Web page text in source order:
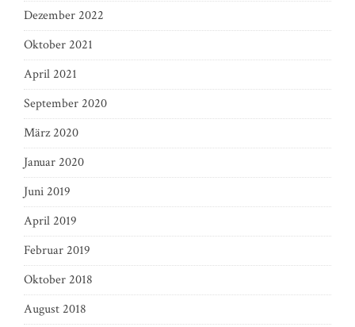
Dezember 2022
Oktober 2021
April 2021
September 2020
März 2020
Januar 2020
Juni 2019
April 2019
Februar 2019
Oktober 2018
August 2018